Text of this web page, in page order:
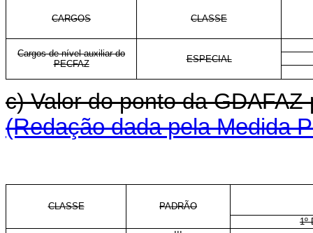
CARGOS CLASSE
Cargos de nível auxiliar do
PECFAZ
ESPECIAL
c) Valor do ponto da
(Redação dada pela Medida
CLASSE
PADRÃO
1º